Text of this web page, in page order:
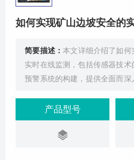
如何实现矿山边坡安全的
简要描述：本文详细介绍了如何
实时在线监测，包括传感器技
预警系统的构建，提供全面而深
产品型号